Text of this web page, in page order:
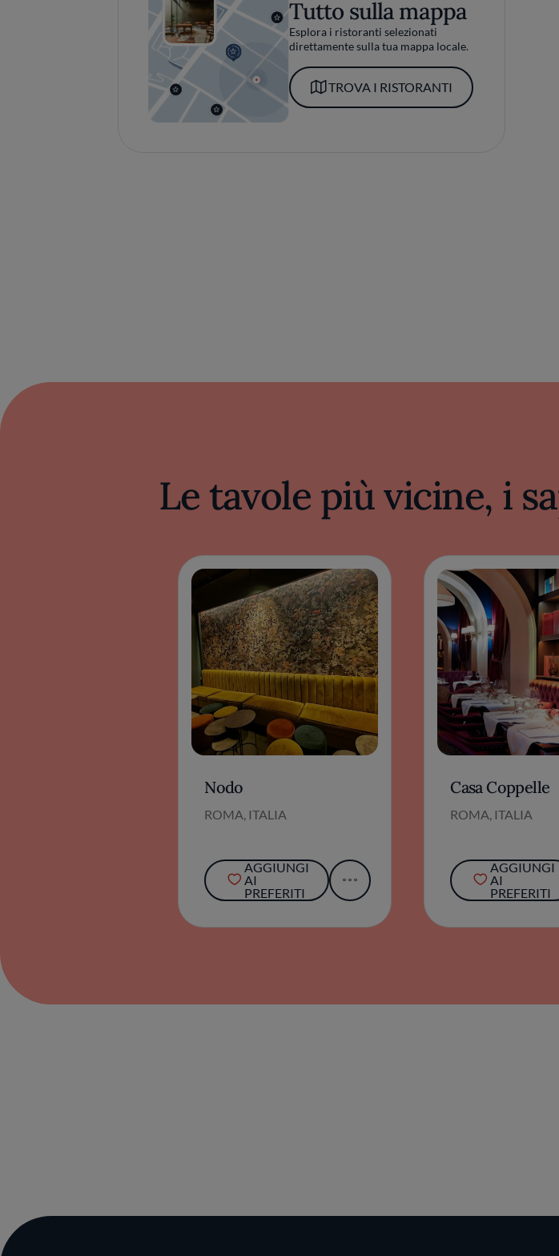
Tutto sulla mappa
Esplora i ristoranti selezionati
direttamente sulla tua mappa locale.
TROVA I RISTORANTI
Le tavole più vicine, i
Nodo
ROMA, ITALIA
AGGIUNGI
AI
PREFERITI
Casa Coppelle
ROMA, ITALIA
AGGIUNGI
AI
PREFERITI